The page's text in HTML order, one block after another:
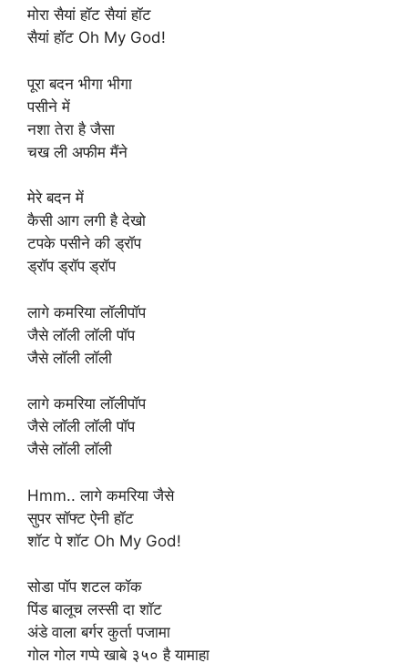
मोरा सैयां हॉट सैयां हॉट
सैयां हॉट Oh My God!
पूरा बदन भीगा भीगा
पसीने में
नशा तेरा है जैसा
चख ली अफीम मैंने
मेरे बदन में
कैसी आग लगी है देखो
टपके पसीने की ड्रॉप
ड्रॉप ड्रॉप ड्रॉप
लागे कमरिया लॉलीपॉप
जैसे लॉली लॉली पॉप
जैसे लॉली लॉली
लागे कमरिया लॉलीपॉप
जैसे लॉली लॉली पॉप
जैसे लॉली लॉली
Hmm.. लागे कमरिया जैसे
सुपर सॉफ्ट ऐनी हॉट
शॉट पे शॉट Oh My God!
सोडा पॉप शटल कॉक
पिंड बालूच लस्सी दा शॉट
अंडे वाला बर्गर कुर्ता पजामा
गोल गोल गप्पे खाबे ३५० है यामाहा